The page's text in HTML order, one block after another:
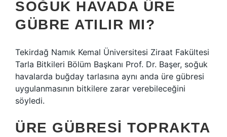
SOĞUK HAVADA ÜRE
GÜBRE ATILIR MI?
Tekirdağ Namık Kemal Üniversitesi Ziraat Fakültesi
Tarla Bitkileri Bölüm Başkanı Prof. Dr. Başer, soğuk
havalarda buğday tarlasına aynı anda üre gübresi
uygulanmasının bitkilere zarar verebileceğini
söyledi.
ÜRE GÜBRESI TOPRAKTA